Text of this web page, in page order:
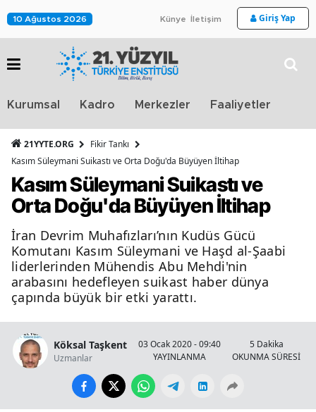
10 Ağustos 2026 Künye İletişim Giriş Yap
Kurumsal Kadro Merkezler Faaliyetler
21YYTE.ORG
Fikir Tankı
Kasım Süleymani Suikastı ve Orta Doğu'da Büyüyen İltihap
Kasım Süleymani Suikastı ve
Orta Doğu'da Büyüyen İltihap
İran Devrim Muhafızları’nın Kudüs Gücü
Komutanı Kasım Süleymani ve Haşd al-Şaabi
liderlerinden Mühendis Abu Mehdi'nin
arabasını hedefleyen suikast haber dünya
çapında büyük bir etki yarattı.
Köksal Taşkent
Uzmanlar
03 Ocak 2020 - 09:40
YAYINLANMA
5 Dakika
OKUNMA SÜRESİ